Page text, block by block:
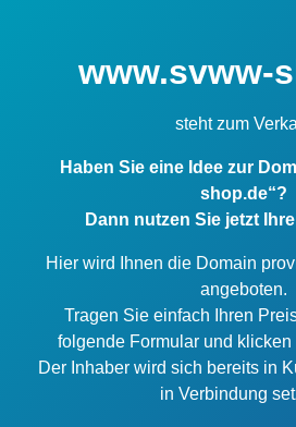
www.svww-
steht zum
Haben Sie eine Idee zur
shop.de“?
Dann nutzen Sie jetzt
Hier wird Ihnen die Domain
angeboten.
Tragen Sie einfach Ihren
folgende Formular und klicken
Der Inhaber wird sich bereits in
in Verbindung